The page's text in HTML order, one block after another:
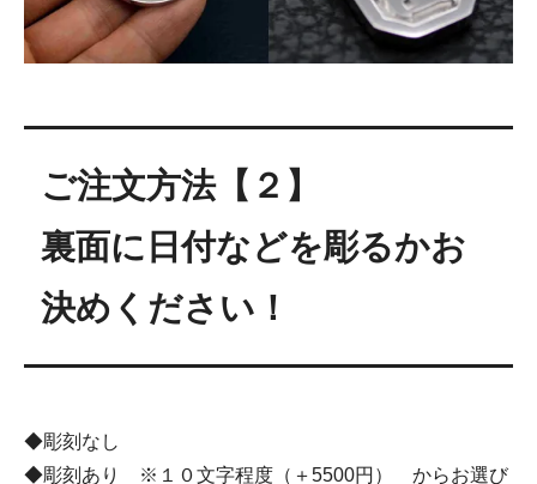
ご注文方法【２】
裏面に日付などを彫るかお
決めください！
◆彫刻なし
◆彫刻あり ※１０文字程度（＋5500円） からお選び